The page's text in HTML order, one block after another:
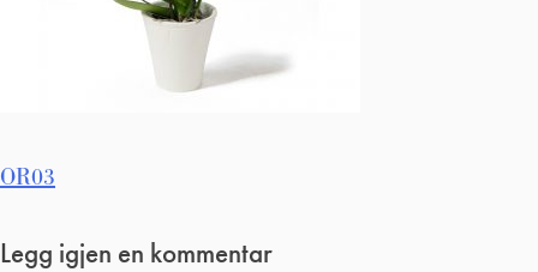
Innleggsnavigasjon
OR03
Legg igjen en kommentar